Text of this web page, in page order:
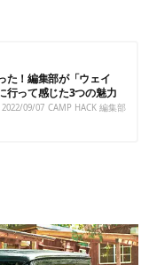
た！編集部が「ウェイ
行って感じた3つの魅力
2022/09/07 CAMP HACK 編集部